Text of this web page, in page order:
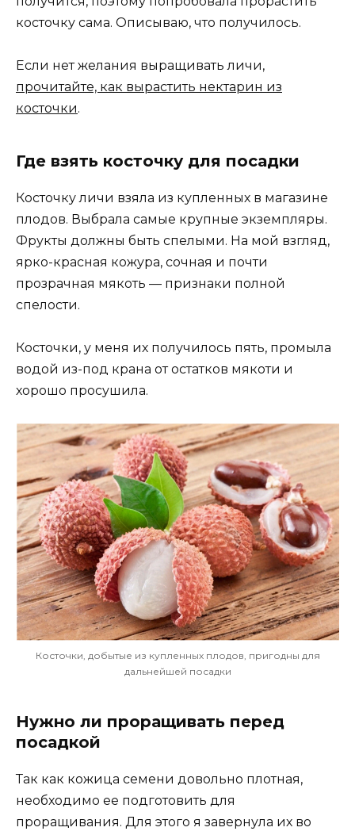
косточку сама. Описываю, что получилось.
Если нет желания выращивать личи,
прочитайте, как вырастить нектарин из
косточки.
Где взять косточку для посадки
Косточку личи взяла из купленных в магазине
плодов. Выбрала самые крупные экземпляры.
Фрукты должны быть спелыми. На мой взгляд,
ярко-красная кожура, сочная и почти
прозрачная мякоть — признаки полной
спелости.
Косточки, у меня их получилось пять, промыла
водой из-под крана от остатков мякоти и
хорошо просушила.
Косточки, добытые из купленных плодов, пригодны для
дальнейшей посадки
Нужно ли проращивать перед
посадкой
Так как кожица семени довольно плотная,
необходимо ее подготовить для
проращивания. Для этого я завернула их во